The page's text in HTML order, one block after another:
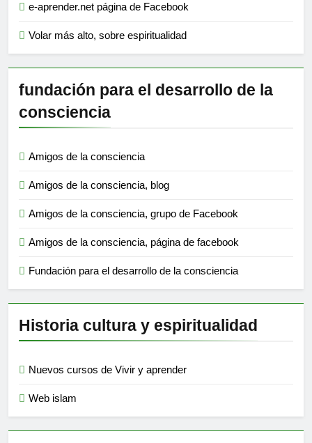
e-aprender.net página de Facebook
Volar más alto, sobre espiritualidad
fundación para el desarrollo de la
consciencia
Amigos de la consciencia
Amigos de la consciencia, blog
Amigos de la consciencia, grupo de Facebook
Amigos de la consciencia, página de facebook
Fundación para el desarrollo de la consciencia
Historia cultura y espiritualidad
Nuevos cursos de Vivir y aprender
Web islam